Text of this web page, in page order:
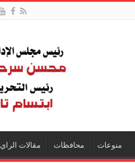
منوعات محافظات مقالات الراي